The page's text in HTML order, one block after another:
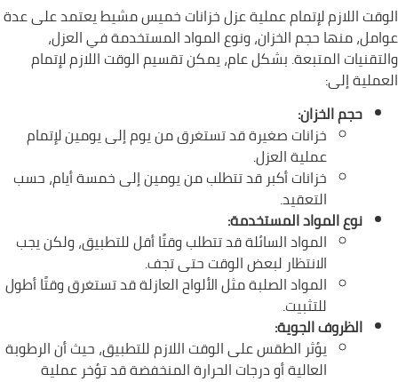
الوقت اللازم لإتمام عملية عزل خزانات خميس مشيط يعتمد على عدة
عوامل، منها حجم الخزان، ونوع المواد المستخدمة في العزل،
والتقنيات المتبعة. بشكل عام، يمكن تقسيم الوقت اللازم لإتمام
العملية إلى:
حجم الخزان:
خزانات صغيرة قد تستغرق من يوم إلى يومين لإتمام
عملية العزل.
خزانات أكبر قد تتطلب من يومين إلى خمسة أيام، حسب
التعقيد.
نوع المواد المستخدمة:
المواد السائلة قد تتطلب وقتًا أقل للتطبيق، ولكن يجب
الانتظار لبعض الوقت حتى تجف.
المواد الصلبة مثل الألواح العازلة قد تستغرق وقتًا أطول
للتثبيت.
الظروف الجوية:
يؤثر الطقس على الوقت اللازم للتطبيق، حيث أن الرطوبة
العالية أو درجات الحرارة المنخفضة قد تؤخر عملية